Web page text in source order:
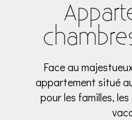
Face au
appartement situé
pour les familles,